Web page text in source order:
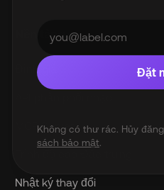
Đặt
Không có thư rác. Hủy
sách bảo mật.
Nền tảng
Định giá
MCP Server
Nhật ký thay đổi